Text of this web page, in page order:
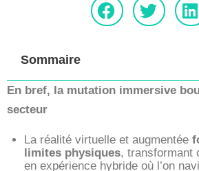
Sommaire
En bref, la mutation immersive
secteur
La réalité virtuelle et augmentée
limites physiques, transformant
en expérience hybride où l’on